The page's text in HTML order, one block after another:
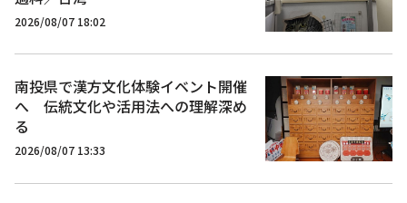
2026/08/07 18:02
南投県で漢方文化体験イベント開催
へ 伝統文化や活用法への理解深め
る
2026/08/07 13:33